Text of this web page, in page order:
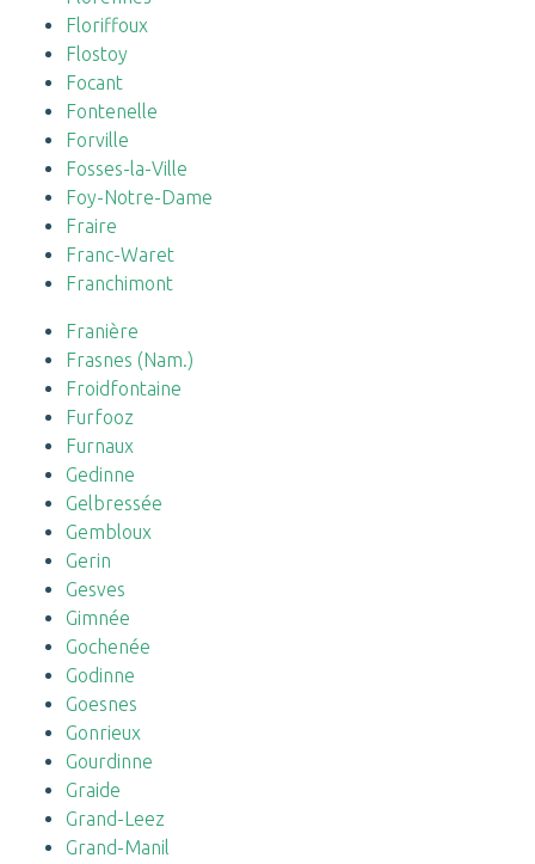
Floriffoux
Flostoy
Focant
Fontenelle
Forville
Fosses-la-Ville
Foy-Notre-Dame
Fraire
Franc-Waret
Franchimont
Franière
Frasnes (Nam.)
Froidfontaine
Furfooz
Furnaux
Gedinne
Gelbressée
Gembloux
Gerin
Gesves
Gimnée
Gochenée
Godinne
Goesnes
Gonrieux
Gourdinne
Graide
Grand-Leez
Grand-Manil